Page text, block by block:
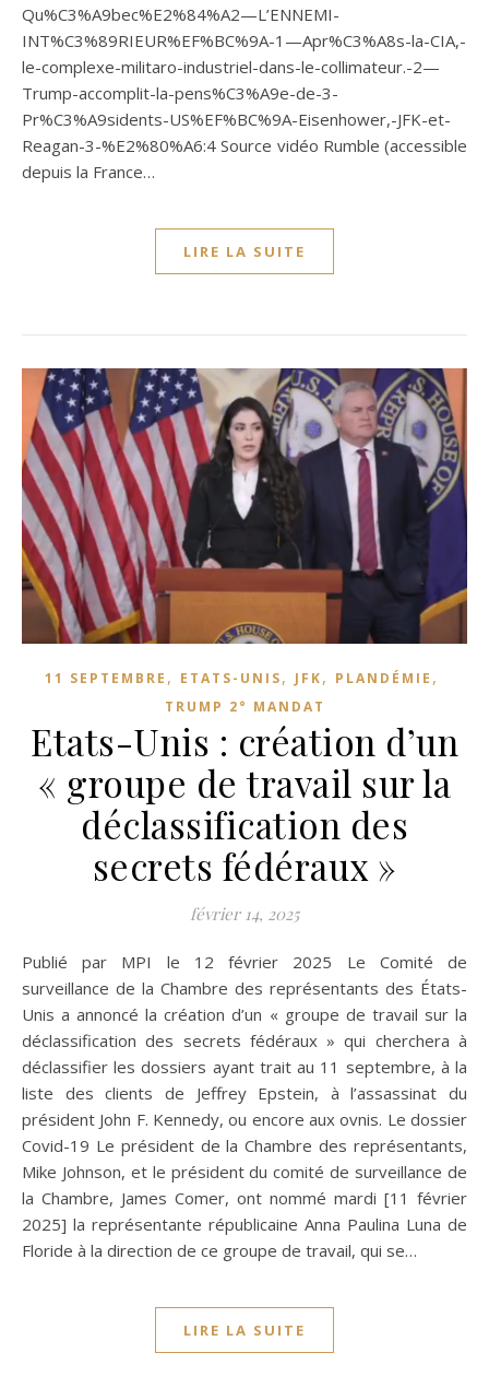
Qu%C3%A9bec%E2%84%A2—L’ENNEMI-
INT%C3%89RIEUR%EF%BC%9A-1—Apr%C3%A8s-la-CIA,-
le-complexe-militaro-industriel-dans-le-collimateur.-2—
Trump-accomplit-la-pens%C3%A9e-de-3-
Pr%C3%A9sidents-US%EF%BC%9A-Eisenhower,-JFK-et-
Reagan-3-%E2%80%A6:4 Source vidéo Rumble (accessible
depuis la France…
LIRE LA SUITE
11 SEPTEMBRE , ETATS-UNIS, JFK, PLANDÉMIE ,
TRUMP 2° MANDAT
Etats-Unis : création d’un
« groupe de travail sur la
déclassification des
secrets fédéraux »
février 14, 2025
Publié par MPI le 12 février 2025 Le Comité de
surveillance de la Chambre des représentants des États-
Unis a annoncé la création d’un « groupe de travail sur la
déclassification des secrets fédéraux » qui cherchera à
déclassifier les dossiers ayant trait au 11 septembre, à la
liste des clients de Jeffrey Epstein, à l’assassinat du
président John F. Kennedy, ou encore aux ovnis. Le dossier
Covid-19 Le président de la Chambre des représentants,
Mike Johnson, et le président du comité de surveillance de
la Chambre, James Comer, ont nommé mardi [11 février
2025] la représentante républicaine Anna Paulina Luna de
Floride à la direction de ce groupe de travail, qui se…
LIRE LA SUITE